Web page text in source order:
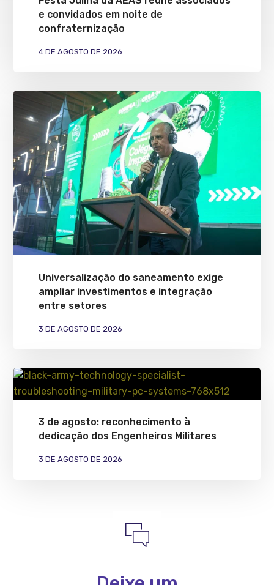
e convidados em noite de
confraternização
4 DE AGOSTO DE 2026
Universalização do saneamento exige
ampliar investimentos e integração
entre setores
3 DE AGOSTO DE 2026
3 de agosto: reconhecimento à
dedicação dos Engenheiros Militares
3 DE AGOSTO DE 2026